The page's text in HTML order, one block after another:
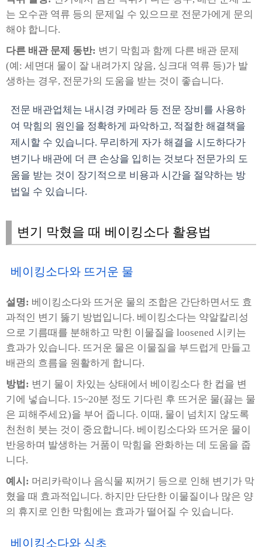
는 오수관 역류 등의 문제일 수 있으므로 전문가에게 문의
해야 합니다.
다른 배관 문제 동반: 변기 막힘과 함께 다른 배관 문제
(예: 세면대 물이 잘 내려가지 않음, 싱크대 역류 등)가 발
생하는 경우, 전문가의 도움을 받는 것이 좋습니다.
전문 배관업체는 내시경 카메라 등 전문 장비를 사용하
여 막힘의 원인을 정확하게 파악하고, 적절한 해결책을
제시할 수 있습니다. 무리하게 자가 해결을 시도하다가
변기나 배관에 더 큰 손상을 입히는 것보다 전문가의 도
움을 받는 것이 장기적으로 비용과 시간을 절약하는 방
법일 수 있습니다.
변기 막혔을 때 베이킹소다 활용법
베이킹소다와 뜨거운 물
설명: 베이킹소다와 뜨거운 물의 조합은 간단하면서도 효
과적인 변기 뚫기 방법입니다. 베이킹소다는 약알칼리성
으로 기름때를 분해하고 막힌 이물질을 loosened 시키는
효과가 있습니다. 뜨거운 물은 이물질을 부드럽게 만들고
배관의 흐름을 원활하게 합니다.
방법: 변기 물이 차있는 상태에서 베이킹소다 한 컵을 변
기에 넣습니다. 15~20분 정도 기다린 후 뜨거운 물(끓는 물
은 피해주세요)을 부어 줍니다. 이때, 물이 넘치지 않도록
천천히 붓는 것이 중요합니다. 베이킹소다와 뜨거운 물이
반응하며 발생하는 거품이 막힘을 완화하는 데 도움을 줍
니다.
예시: 머리카락이나 음식물 찌꺼기 등으로 인해 변기가 막
혔을 때 효과적입니다. 하지만 단단한 이물질이나 많은 양
의 휴지로 인한 막힘에는 효과가 떨어질 수 있습니다.
베이킹소다와 식초